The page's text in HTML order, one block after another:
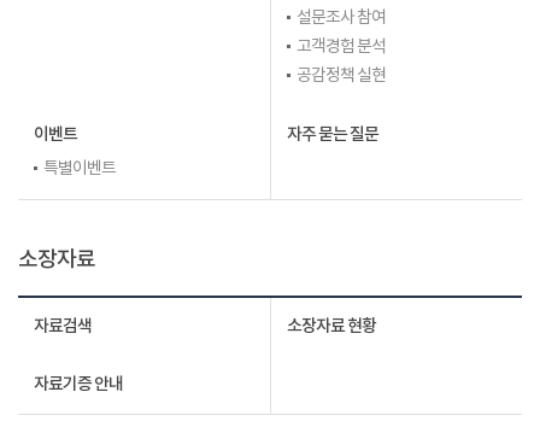
설문조사 참여
고객경험 분석
공감정책 실현
이벤트
특별이벤트
자주 묻는 질문
소장자료
자료검색 소장자료 현황
자료기증 안내